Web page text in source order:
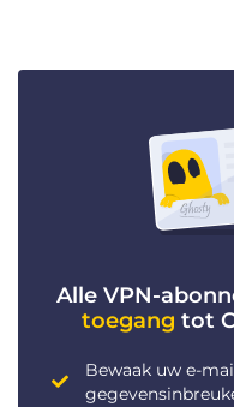
Alle VPN-
toegang tot
Bewaak uw e-